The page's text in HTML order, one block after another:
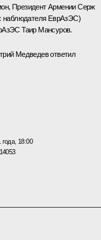
, Президент АрменииСерж
наблюдателя ЕврАзЭС)
Таир Мансуров.
Медведев ответил
года, 18:00